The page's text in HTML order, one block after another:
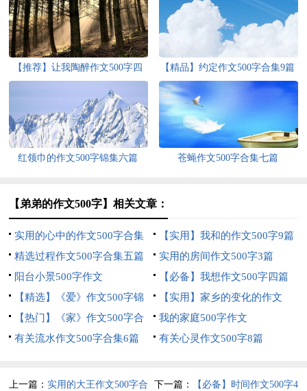
【推荐】让我陶醉作文500字四
【精品】约定作文500字合集9篇
红领巾的作文500字锦集六篇 苍蝇作文500字合集七篇
【弟弟的作文500字】相关文章：
实用的心中的作文500字合集
四篇
【实用】我和的作文500字9篇
精选过程作文500字合集五篇
实用的房间作文500字3篇
阳台小景500字作文
【必备】我想作文500字四篇
【精选】《爱》作文500字锦
集6篇
【实用】家乡的变化的作文
500字四篇
【热门】《家》作文500字合
集9篇
我的家庭500字作文
有关流水作文500字合集6篇
有关心灵作文500字8篇
上一篇： 实用的大王作文500字合 下一篇： 【必备】时间作文500字4